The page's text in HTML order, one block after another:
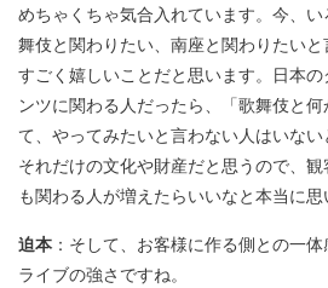
めちゃくちゃ気合入れています。今、
舞伎と関わりたい、南座と関わりたい
すごく嬉しいことだと思います。日本
ンツに関わる人だったら、「歌舞伎と
て、やってみたいと言わない人はいな
それだけの文化や財産だと思うので、
も関わる人が増えたらいいなと本当に思
迫本 ：そして、お客様に作る側との一
ライブの強さですね。